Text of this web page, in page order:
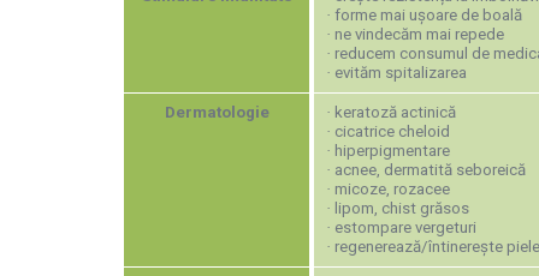
· forme mai ușoare de boală
· ne vindecăm mai repede
· reducem consumul de
· evităm spitalizarea
Dermatologie · keratoză actinică
· cicatrice cheloid
· hiperpigmentare
· acnee, dermatită seboreică
· micoze, rozacee
· lipom, chist grăsos
· estompare vergeturi
· regenerează/întinerește